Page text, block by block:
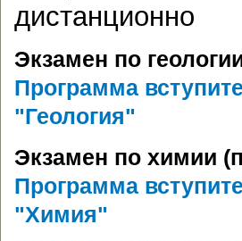
дистанционно
Экзамен по
Программа
"Геология"
Экзамен по химии
Программа
"Химия"